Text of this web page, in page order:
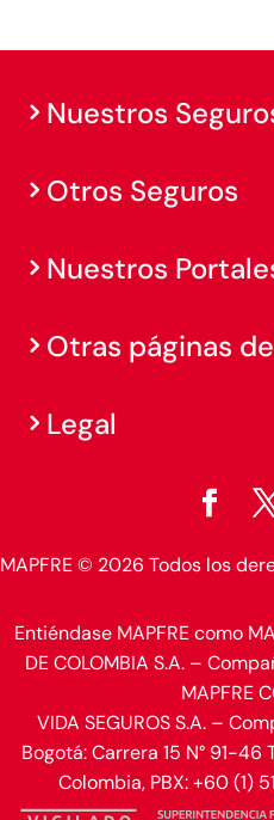
Nuestros
Otros Seguros
Nuestros
Otras páginas de
Legal
MAPFRE © 2026 Todos los
Entiéndase MAPFRE como
DE COLOMBIA S.A. –
MAPFRE
VIDA SEGUROS S.A. –
Bogotá: Carrera 15 N° 91-46
Colombia, PBX: +60 (1)